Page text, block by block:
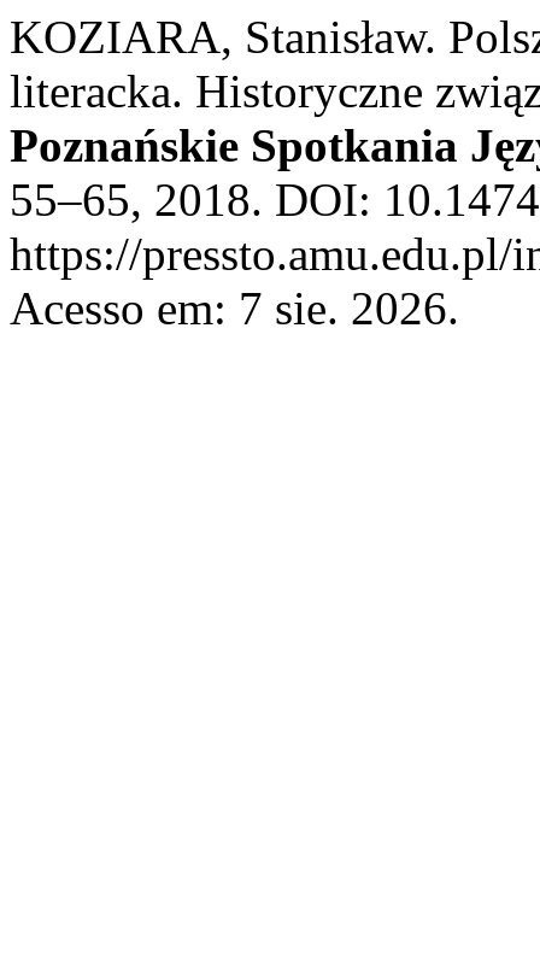
KOZIARA, Stanisław.
literacka. Historyczne
Poznańskie Spotkania
55–65, 2018. DOI:
https://
Acesso em: 7 sie. 2026.